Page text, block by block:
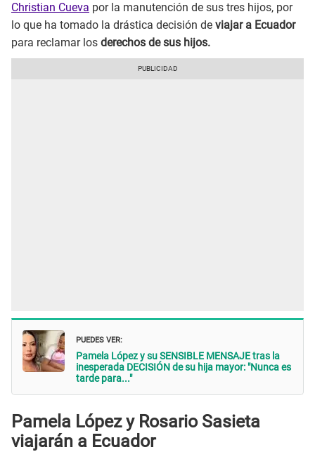
Christian Cueva por la manutención de sus tres hijos, por
lo que ha tomado la drástica decisión de viajar a Ecuador
para reclamar los derechos de sus hijos.
PUEDES VER:
Pamela López y su SENSIBLE MENSAJE tras la
inesperada DECISIÓN de su hija mayor: "Nunca es
tarde para..."
Pamela López y Rosario Sasieta
viajarán a Ecuador